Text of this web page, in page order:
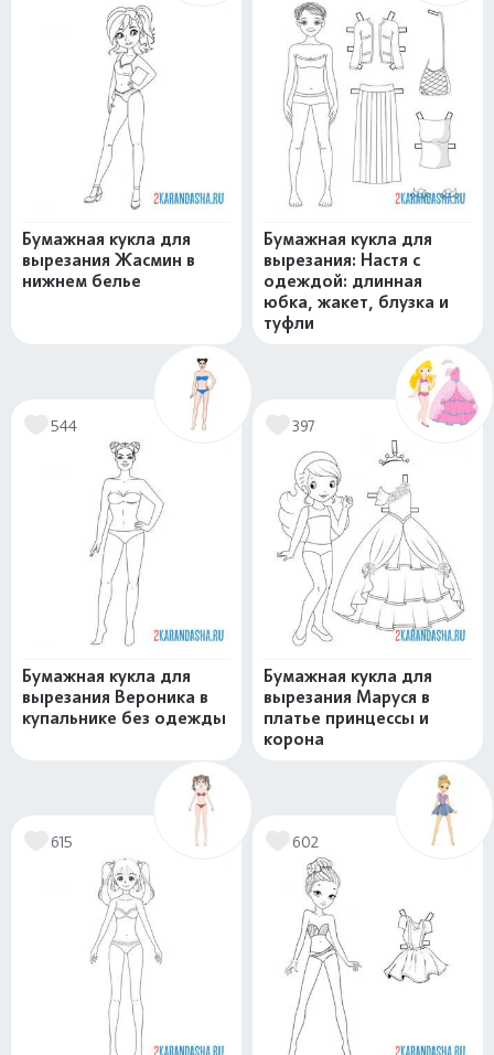
Бумажная кукла для
вырезания Жасмин в
нижнем белье
Бумажная кукла для
вырезания: Настя с
одеждой: длинная
юбка, жакет, блузка и
туфли
544
Бумажная кукла для
вырезания Вероника в
купальнике без одежды
397
Бумажная кукла для
вырезания Маруся в
платье принцессы и
корона
615 602